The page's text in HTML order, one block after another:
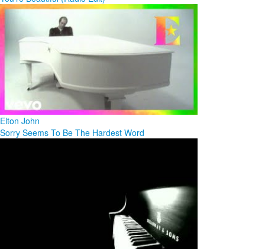
Elton John
Sorry Seems To Be The Hardest Word